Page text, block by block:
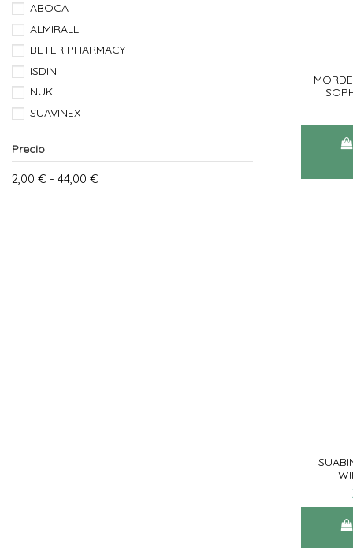
ABOCA
ALMIRALL
BETER PHARMACY
ISDIN
NUK
SUAVINEX
Precio
2,00 € - 44,00 €